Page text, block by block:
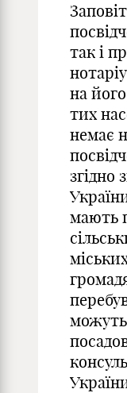
так і
на
тих
немає
згідно
мають
можуть